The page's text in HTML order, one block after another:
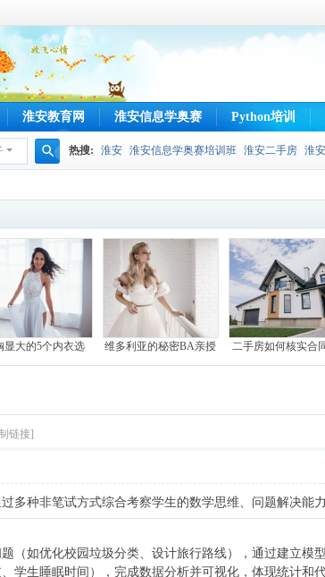
淮安教育网 淮安信息学奥赛 Python培训
索
热搜: 淮安 淮安信息学奥赛培训班 淮安二手房 淮
显大的5个内衣选 维多利亚的秘密BA亲授 二手房如何核实合
链接]
多种非笔试方式综合考察学生的数学思维、问题解决能
题（如优化校园垃圾分类、设计旅行路线），通过建立模
学生睡眠时间），完成数据分析并可视化，体现统计和